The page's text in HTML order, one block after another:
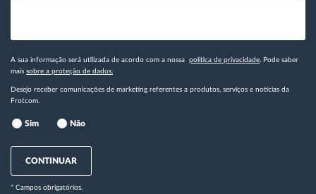
A sua informação será utilizada de acordo com a nossa política de privacidade . Pode saber
mais sobre a proteção de dados.
Desejo receber comunicações de marketing referentes a produtos, serviços e notícias da
Frotcom.
Sim Não
CONTINUAR
* Campos obrigatórios.